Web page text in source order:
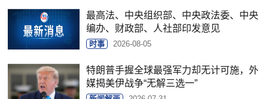
最高法、中央组织部、中央政法委、中央
编办、财政部、人社部印发意见
时事 2026-08-05
特朗普手握全球最强军力却无计可施，外
媒揭美伊战争“无解三选一”